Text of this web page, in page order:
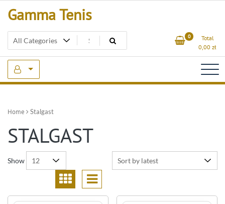
Gamma Tenis
0
Total
0,00 zł
Home Stalgast
STALGAST
Show